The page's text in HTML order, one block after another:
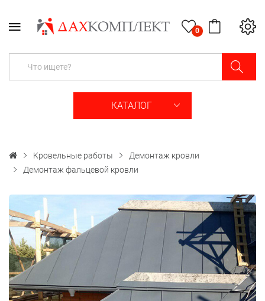
0
КАТАЛОГ
Кровельные работы
Демонтаж кровли
Демонтаж фальцевой кровли